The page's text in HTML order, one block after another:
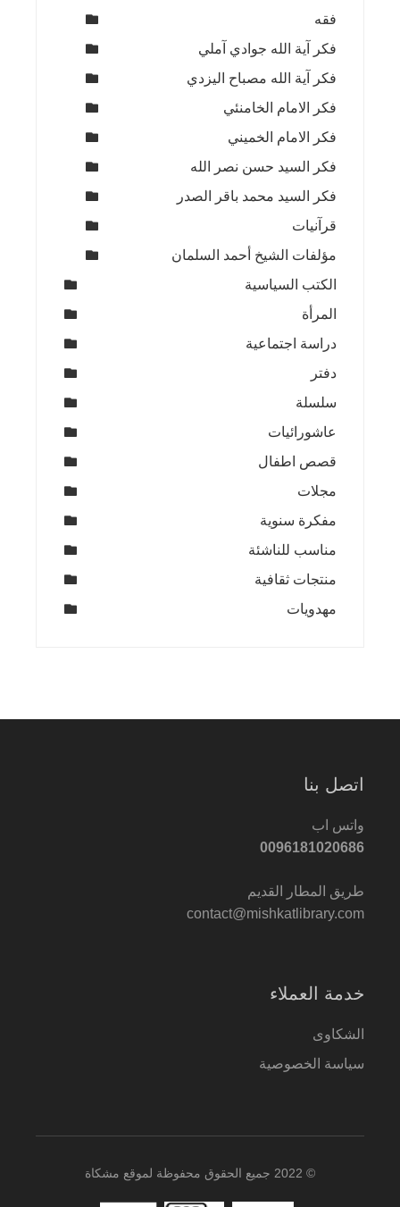
فقه
فكر آية الله جوادي آملي
فكر آية الله مصباح اليزدي
فكر الامام الخامنئي
فكر الامام الخميني
فكر السيد حسن نصر الله
فكر السيد محمد باقر الصدر
قرآنيات
مؤلفات الشيخ أحمد السلمان
الكتب السياسية
المرأة
دراسة اجتماعية
دفتر
سلسلة
عاشورائيات
قصص اطفال
مجلات
مفكرة سنوية
مناسب للناشئة
منتجات ثقافية
مهدويات
اتصل بنا
واتس اب
0096181020686
طريق المطار القديم
contact@mishkatlibrary.com
خدمة العملاء
الشكاوى
سياسة الخصوصية
© 2022 جميع الحقوق محفوظة لموقع مشكاة